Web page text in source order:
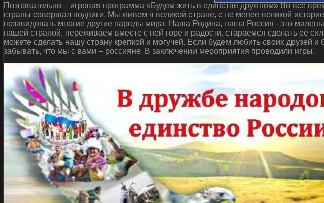
Познавательно – игровая программа «Будем жить в единстве дружном» Во все
страны совершал подвиги. Мы живем в великой стране, с не менее великой
позавидовать многие другие народы мира. Наша Родина, наша Россия - это
нашей страной, переживаем вместе с ней горе и радости, стараемся сделать её
можете сделать нашу страну крепкой и могучей. Если будем любить своих друзей
забывать, что мы с вами – россияне. В заключении мероприятия проводили игры.